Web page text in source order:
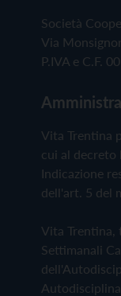
Società
Via
P.IVA e C.F.
Vita Trentina
cui al decreto
Indicazione
dell'art. 5 del
Vita Trentina,
Settimanali